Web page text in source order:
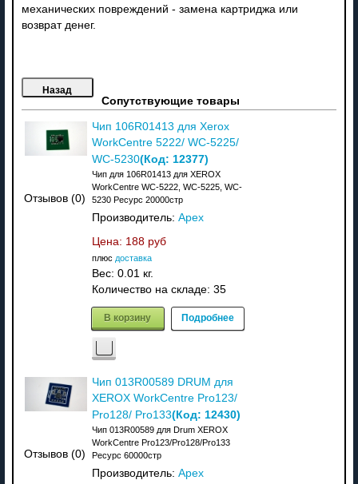
механических повреждений - замена картриджа или
возврат денег.
Сопутствующие товары
Отзывов (0)
Чип 106R01413 для Xerox
WorkCentre 5222/ WC-5225/
WC-5230(Код: 12377)
Чип для 106R01413 для XEROX
WorkCentre WC-5222, WC-5225, WC-
5230 Ресурс 20000стр
Производитель: Apex
Цена: 188 руб
плюс доставка
Вес: 0.01 кг.
Количество на складе: 35
В корзину Подробнее
Отзывов (0)
Чип 013R00589 DRUM для
XEROX WorkCentre Pro123/
Pro128/ Pro133(Код: 12430)
Чип 013R00589 для Drum XEROX
WorkCentre Pro123/Pro128/Pro133
Ресурс 60000стр
Производитель: Apex